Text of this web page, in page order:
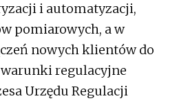
i automatyzacji,
pomiarowych, a w
nowych klientów do
warunki regulacyjne
Urzędu Regulacji